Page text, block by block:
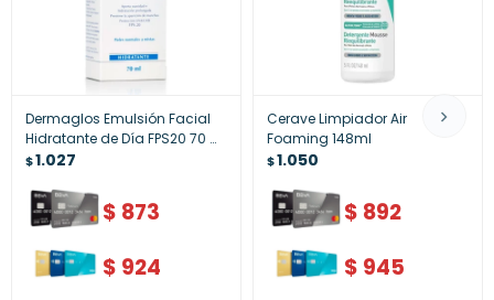
Dermaglos Emulsión Facial
Hidratante de Día FPS20 70 ml
| Hidratación y Protección
$1.027
$ 873
$ 924
Cerave Limpiador Air
Foaming 148ml
$1.050
$ 892
$ 945